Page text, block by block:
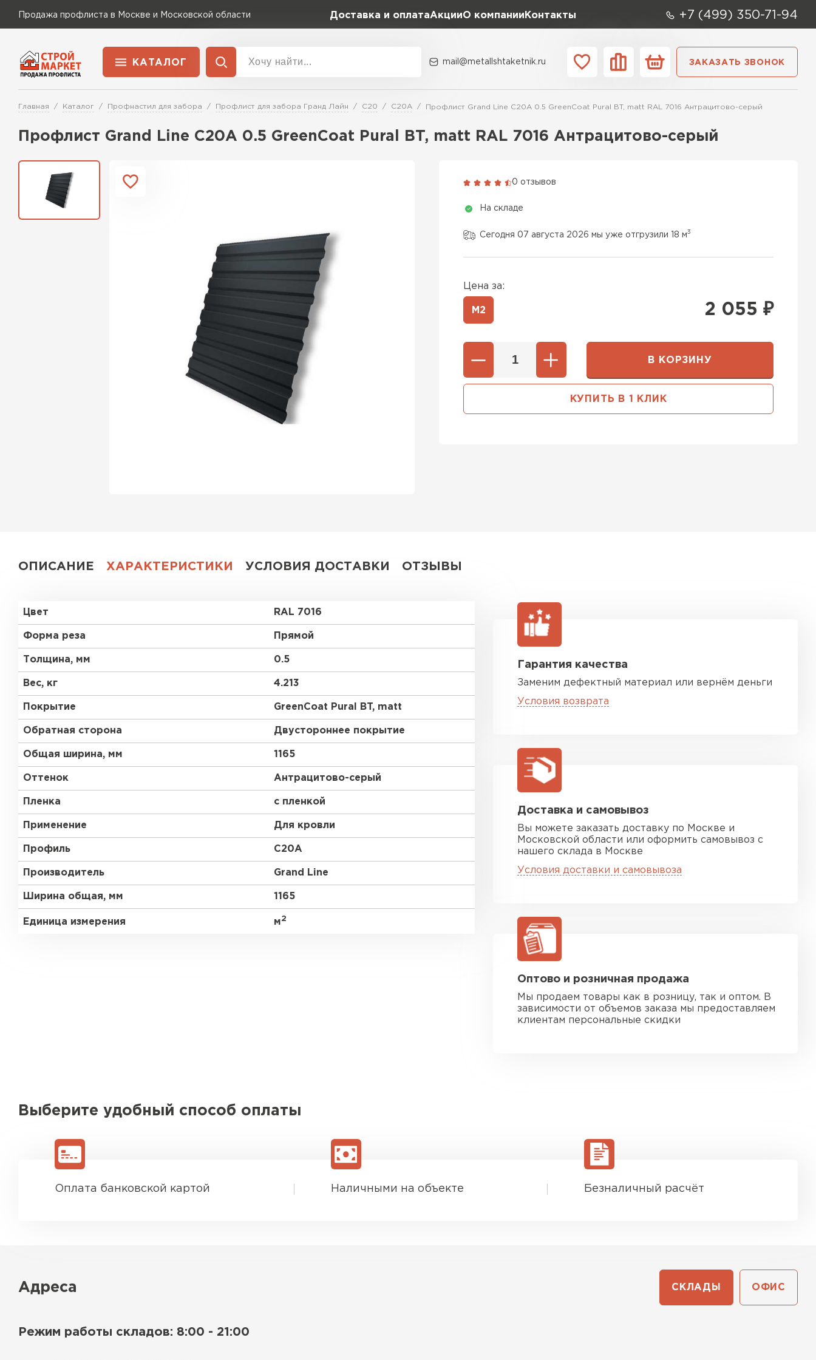
Продажа профлиста в Москве и Московской области Доставка и оплатаАкцииО компании Контакты +7 (499) 350-71-94
КАТАЛОГ
Применение
Для забора
Бренд
Гранд Лайн
mail@metallshtaketnik.ru ЗАКАЗАТЬ ЗВОНОК
Главная Каталог Профнастил для забора Профлист для забора Гранд Лайн C20 C20A Профлист Grand Line C20A 0.5 GreenCoat Pural BT, matt RAL 7016 Антрацитово-серый
Профлист Grand Line C20A 0.5 GreenCoat Pural BT, matt RAL 7016 Антрацитово-серый
0 отзывов
На складе
Сегодня 07 августа 2026 мы уже отгрузили 18 м3
Цена за:
М2 2 055 ₽
В КОРЗИНУ
КУПИТЬ В 1 КЛИК
ОПИСАНИЕ ХАРАКТЕРИСТИКИ УСЛОВИЯ ДОСТАВКИ ОТЗЫВЫ
Цвет RAL 7016
Форма реза Прямой
Толщина, мм 0.5
Вес, кг 4.213
Покрытие GreenCoat Pural BT, matt
Обратная сторона Двустороннее покрытие
Общая ширина, мм 1165
Оттенок Антрацитово-серый
Пленка с пленкой
Применение Для кровли
Профиль C20A
Производитель Grand Line
Ширина общая, мм 1165
Единица измерения м2
Гарантия качества
Заменим дефектный материал или вернём деньги
Условия возврата
Доставка и самовывоз
Вы можете заказать доставку по Москве и
Московской области или оформить самовывоз с
нашего склада в Москве
Условия доставки и самовывоза
Оптово и розничная продажа
Мы продаем товары как в розницу, так и оптом. В
зависимости от объемов заказа мы предоставляем
клиентам персональные скидки
Выберите удобный способ оплаты
Оплата банковской картой Наличными на объекте Безналичный расчёт
Адреса СКЛАДЫ ОФИС
Режим работы складов: 8:00 - 21:00